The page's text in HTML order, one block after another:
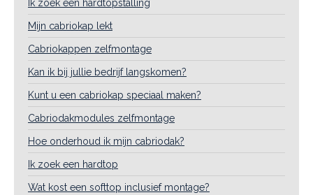
Ik zoek een hardtopstalling
Mijn cabriokap lekt
Cabriokappen zelfmontage
Kan ik bij jullie bedrijf langskomen?
Kunt u een cabriokap speciaal maken?
Cabriodakmodules zelfmontage
Hoe onderhoud ik mijn cabriodak?
Ik zoek een hardtop
Wat kost een softtop inclusief montage?